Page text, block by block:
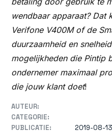
AUTEUR:
CATEGORIE:
PUBLICATIE:
2019-08-13
wendbaar apparaat? Dat
Verifone V400M of de
duurzaamheid en
mogelijkheden die Pintip
ondernemer maximaal
die jouw klant doet!